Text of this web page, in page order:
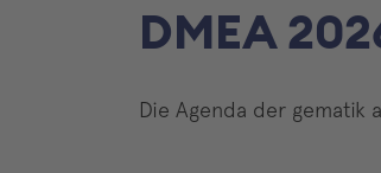
DMEA
Die Agenda der gematik